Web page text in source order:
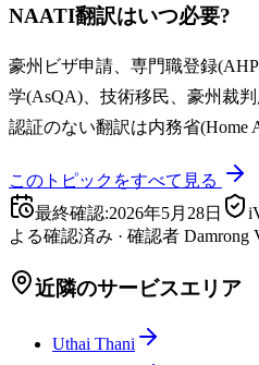
NAATI翻訳はいつ必要?
豪州ビザ申請、専門職登録
学(AsQA)、技術移民、豪州裁
認証のない翻訳は内務省(Home
このトピックをすべて見る
最終確認:2026年5月28日
よる確認済み · 確認者 Damrong
近隣のサービスエリア
Uthai Thani